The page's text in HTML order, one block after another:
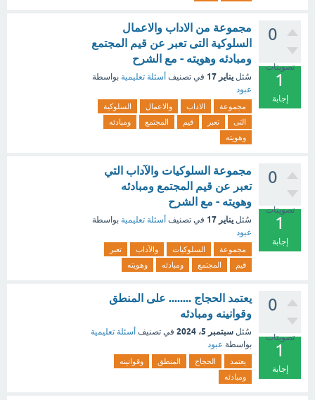
0
تصويتات
1
إجابة
مجموعة من الاداب والاعمال
السلوكية التى تعبر عن قيم المجتمع
ومبادئه وهويته - مع الشرح
سُئل يناير 17 في تصنيف أسئلة تعليمية بواسطة
عبود
مجموعة الاداب والاعمال
السلوكية
التى
تعبر قيم المجتمع
ومبادئه
وهويته
0
تصويتات
1
إجابة
مجموعة السلوكيات والآداب التي
تعبر عن قيم المجتمع ومبادئه
وهويته - مع الشرح
سُئل يناير 17 في تصنيف أسئلة تعليمية بواسطة
عبود
مجموعة السلوكيات والآداب
تعبر
قيم
المجتمع ومبادئه وهويته
0
تصويتات
1
إجابة
يعتمد الحجاج ........ على المنطق
وقوانينه ومبادئه
سُئل سبتمبر 5، 2024 في تصنيف أسئلة تعليمية
بواسطة عبود
يعتمد الحجاج المنطق
وقوانينه
ومبادئه